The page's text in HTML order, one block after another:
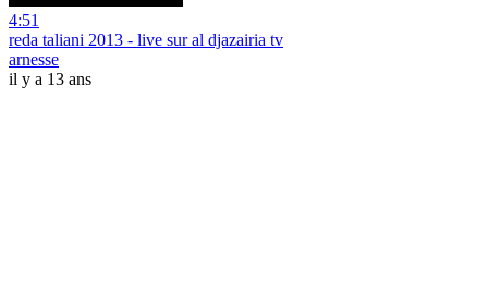
4:51
reda taliani 2013 - live sur al djazairia tv
arnesse
il y a 13 ans